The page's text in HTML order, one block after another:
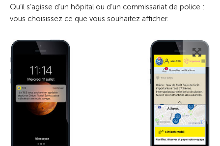
Qu’il s’agisse d’un hôpital ou d’un commissariat de police :
vous choisissez ce que vous souhaitez afficher.